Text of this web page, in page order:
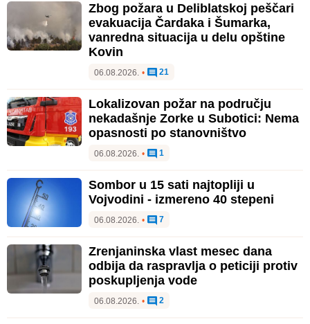
Zbog požara u Deliblatskoj peščari
evakuacija Čardaka i Šumarka,
vanredna situacija u delu opštine
Kovin
06.08.2026. • 21
Lokalizovan požar na području
nekadašnje Zorke u Subotici: Nema
opasnosti po stanovništvo
06.08.2026. • 1
Sombor u 15 sati najtopliji u
Vojvodini - izmereno 40 stepeni
06.08.2026. • 7
Zrenjaninska vlast mesec dana
odbija da raspravlja o peticiji protiv
poskupljenja vode
06.08.2026. • 2